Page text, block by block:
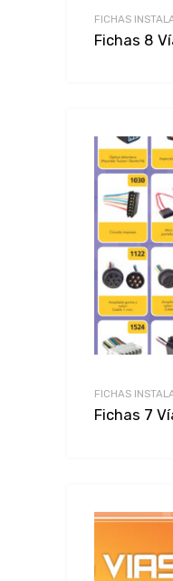
FICHAS
Fichas 8
FICHAS
Fichas 7